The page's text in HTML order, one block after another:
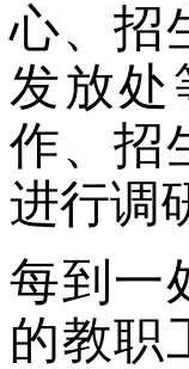
心、招
发放处
作、招
进行调
每到一
的教职